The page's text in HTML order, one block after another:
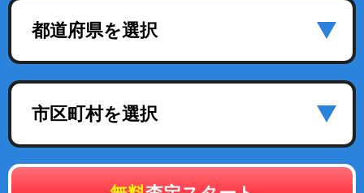
都道府県を選択
市区町村を選択